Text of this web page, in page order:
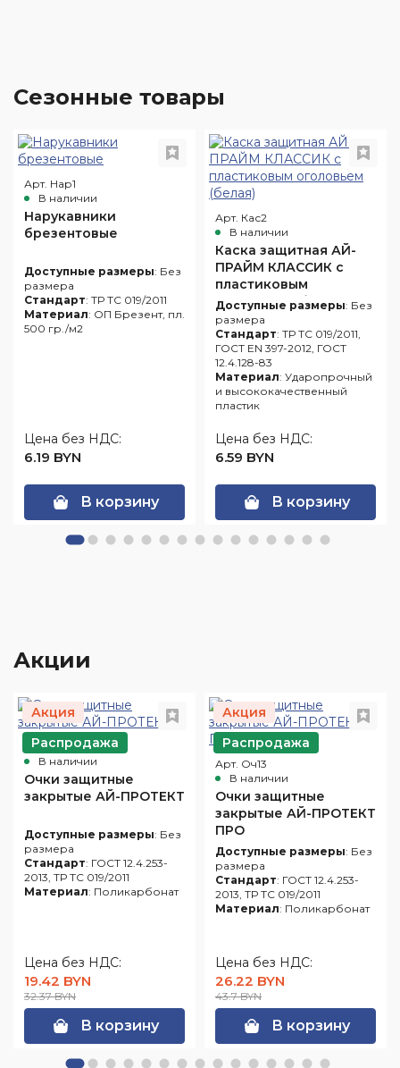
Сезонные товары
Арт. Нар1
В наличии
Нарукавники
брезентовые
Доступные размеры: Без
размера
Стандарт: ТР ТС 019/2011
Материал: ОП Брезент, пл.
500 гр./м2
Цена без НДС:
6.19 BYN
В корзину
Арт. Кас2
В наличии
Каска защитная АЙ-
ПРАЙМ КЛАССИК с
пластиковым
оголовьем (белая)
Доступные размеры: Без
размера
Стандарт: ТР ТС 019/2011,
ГОСТ EN 397-2012, ГОСТ
12.4.128-83
Материал: Ударопрочный
и высококачественный
пластик
Цена без НДС:
6.59 BYN
В корзину
Акции
Акция
Распродажа
Арт. Оч10
В наличии
Очки защитные
закрытые АЙ-ПРОТЕКТ
Доступные размеры: Без
размера
Стандарт: ГОСТ 12.4.253-
2013, ТР ТС 019/2011
Материал: Поликарбонат
Цена без НДС:
19.42 BYN
32.37 BYN
В корзину
Акция
Распродажа
Арт. Оч13
В наличии
Очки защитные
закрытые АЙ-ПРОТЕКТ
ПРО
Доступные размеры: Без
размера
Стандарт: ГОСТ 12.4.253-
2013, ТР ТС 019/2011
Материал: Поликарбонат
Цена без НДС:
26.22 BYN
43.7 BYN
В корзину